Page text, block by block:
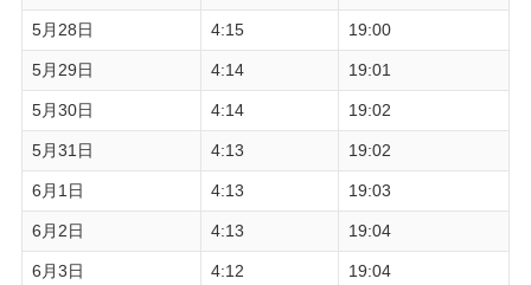
5月28日 4:15 19:00
5月29日 4:14 19:01
5月30日 4:14 19:02
5月31日 4:13 19:02
6月1日 4:13 19:03
6月2日 4:13 19:04
6月3日 4:12 19:04